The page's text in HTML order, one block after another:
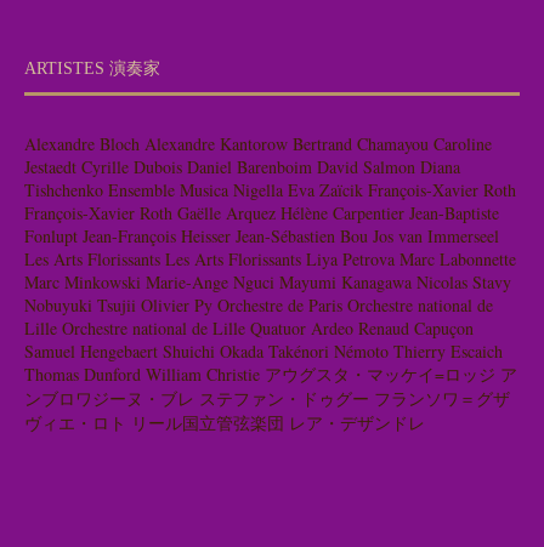
ARTISTES 演奏家
Alexandre Bloch Alexandre Kantorow Bertrand Chamayou Caroline
Jestaedt Cyrille Dubois Daniel Barenboim David Salmon Diana
Tishchenko Ensemble Musica Nigella Eva Zaïcik François-Xavier Roth
François-Xavier Roth Gaëlle Arquez Hélène Carpentier Jean-Baptiste
Fonlupt Jean-François Heisser Jean-Sébastien Bou Jos van Immerseel
Les Arts Florissants Les Arts Florissants Liya Petrova Marc Labonnette
Marc Minkowski Marie-Ange Nguci Mayumi Kanagawa Nicolas Stavy
Nobuyuki Tsujii Olivier Py Orchestre de Paris Orchestre national de
Lille Orchestre national de Lille Quatuor Ardeo Renaud Capuçon
Samuel Hengebaert Shuichi Okada Takénori Némoto Thierry Escaich
Thomas Dunford William Christie アウグスタ・マッケイ=ロッジ ア
ンブロワジーヌ・ブレ ステファン・ドゥグー フランソワ＝グザ
ヴィエ・ロト リール国立管弦楽団 レア・デザンドレ